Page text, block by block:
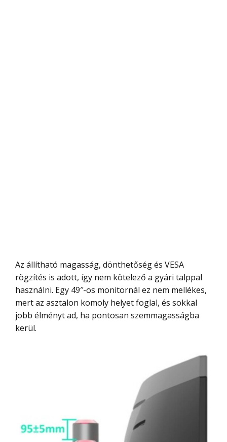
Az állítható magasság, dönthetőség és VESA
rögzítés is adott, így nem kötelező a gyári talppal
használni. Egy 49″-os monitornál ez nem mellékes,
mert az asztalon komoly helyet foglal, és sokkal
jobb élményt ad, ha pontosan szemmagasságba
kerül.